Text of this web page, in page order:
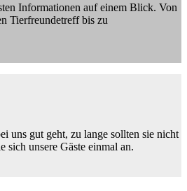
Informationen auf einem Blick. Von
Tierfreundetreff bis zu
uns gut geht, zu lange sollten sie nicht
sich unsere Gäste einmal an.